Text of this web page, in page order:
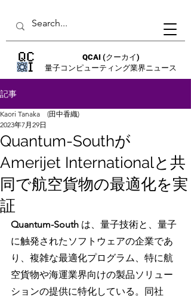
QCAI (クーカイ)
量子コンピューティング業界ニュース
記事
Quantum-Southが
Amerijet Internationalと共
同で航空貨物の最適化を実
証
Kaori Tanaka (田中香織)
2023年7月29日
Quantum-South は、量子技術と、量子
に触発されたソフトウェアの企業であ
り、複雑な最適化プログラム、特に航
空貨物や海運業界向けの製品ソリュー
ションの提供に特化している。同社